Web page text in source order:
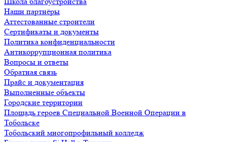
Наши партнёры
Аттестованные строители
Сертификаты и документы
Политика конфиденциальности
Антикоррупционная политика
Вопросы и ответы
Обратная связь
Прайс и документация
Выполненные объекты
Городские территории
Площадь героев Специальной Военной Операции в
Тобольске
Тобольский многопрофильный колледж